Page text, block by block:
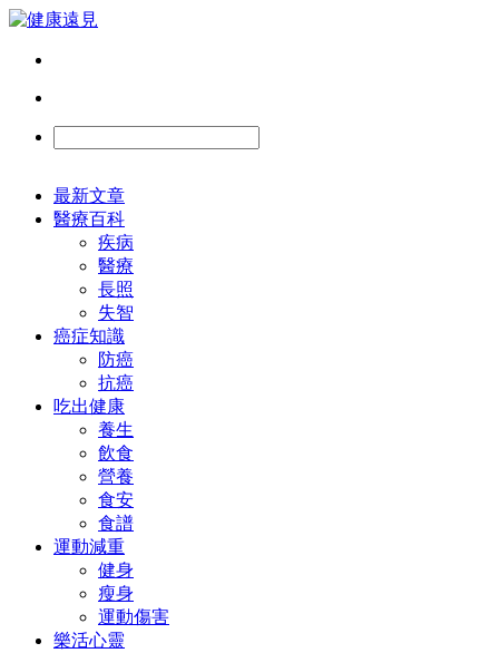
最新文章
醫療百科
疾病
醫療
長照
失智
癌症知識
防癌
抗癌
吃出健康
養生
飲食
營養
食安
食譜
運動減重
健身
瘦身
運動傷害
樂活心靈